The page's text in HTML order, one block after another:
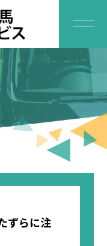
ずらに注